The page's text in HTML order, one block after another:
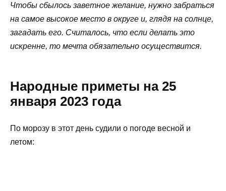
Чтобы сбылось заветное желание, нужно забраться
на самое высокое место в округе и, глядя на солнце,
загадать его. Считалось, что если делать это
искренне, то мечта обязательно осуществится.
Народные приметы на 25
января 2023 года
По морозу в этот день судили о погоде весной и
летом: